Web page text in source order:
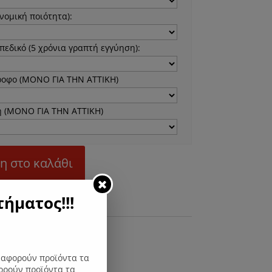
ποιότητα):
(5 χρόνια γραπτή εγγύηση):
(ΜΟΝΟ ΓΙΑ ΤΗΝ ΑΤΤΙΚΗ)
(ΜΟΝΟ ΓΙΑ ΤΗΝ ΑΤΤΙΚΗ)
στο καλάθι
αφορούν προϊόντα τα
προϊόντα τα